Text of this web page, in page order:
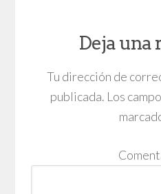
Deja una
Tu dirección de
publicada. Los